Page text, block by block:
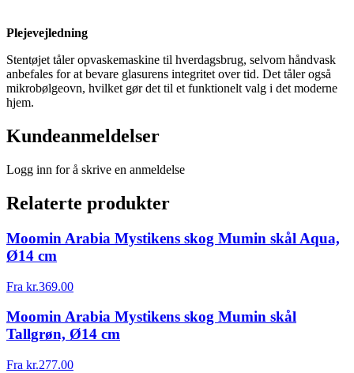
Plejevejledning
Stentøjet tåler opvaskemaskine til hverdagsbrug, selvom håndvask
anbefales for at bevare glasurens integritet over tid. Det tåler også
mikrobølgeovn, hvilket gør det til et funktionelt valg i det moderne
hjem.
Kundeanmeldelser
Logg inn for å skrive en anmeldelse
Relaterte produkter
Moomin Arabia Mystikens skog Mumin skål Aqua,
Ø14 cm
Fra kr.369.00
Moomin Arabia Mystikens skog Mumin skål
Tallgrøn, Ø14 cm
Fra kr.277.00